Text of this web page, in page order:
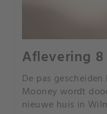
Aflevering
De pas
Mooney wordt
nieuwe huis in